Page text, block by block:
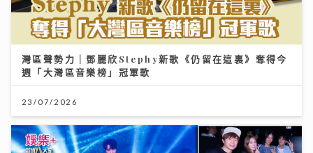
灣區聲勢力｜鄧麗欣Stephy新歌《仍留在這裏》奪得今
週「大灣區音樂榜」冠軍歌
23/07/2026